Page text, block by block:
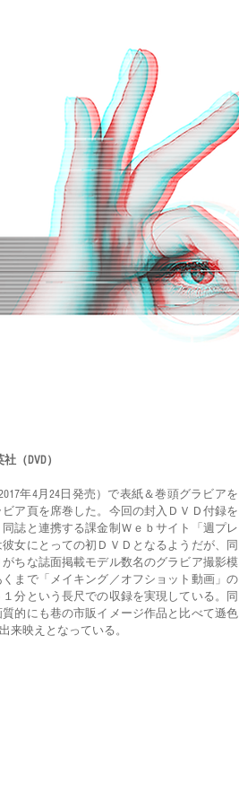
社（DVD）
年4月24日発売）で表紙＆巻頭グラビアを
ア頁を席巻した。今回の封入ＤＶＤ付録を
誌と連携する課金制Ｗｅｂサイト「週プレ
女にとっての初ＤＶＤとなるようだが、同
ちな誌面掲載モデル数名のグラビア撮影模
まで「メイキング／オフショット動画」の
分という長尺での収録を実現している。同
的にも巷の市販イメージ作品と比べて遜色
来映えとなっている。